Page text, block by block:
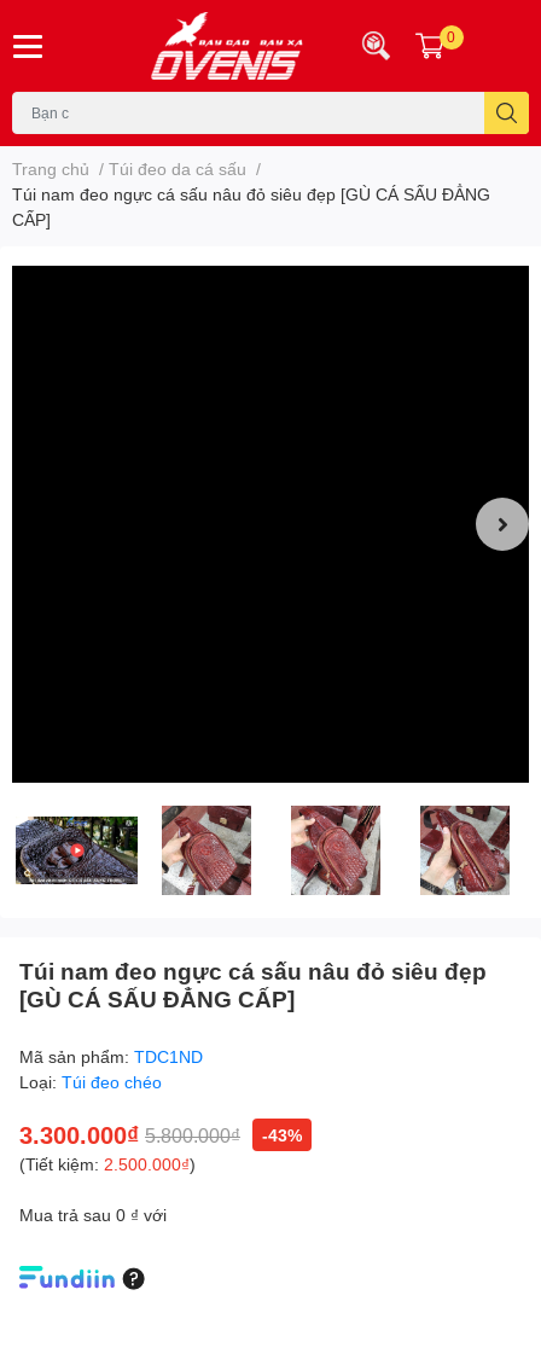
0
Trang chủ / Túi đeo da cá sấu /
Túi nam đeo ngực cá sấu nâu đỏ siêu đẹp [GÙ CÁ SẤU ĐẲNG
CẤP]
Túi nam đeo ngực cá sấu nâu đỏ siêu đẹp
[GÙ CÁ SẤU ĐẲNG CẤP]
Mã sản phẩm: TDC1ND
Loại: Túi đeo chéo
3.300.000₫ 5.800.000₫
-43%
(Tiết kiệm: 2.500.000₫)
Mua trả sau 0 ₫ với